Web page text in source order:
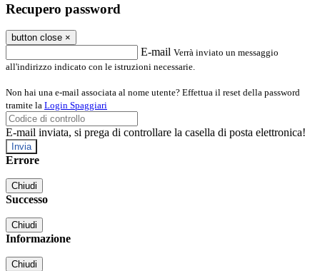
Recupero password
button close ×
E-mail Verrà inviato un messaggio
all'indirizzo indicato con le istruzioni necessarie.
Non hai una e-mail associata al nome utente? Effettua il reset della password
tramite la Login Spaggiari
E-mail inviata, si prega di controllare la casella di posta elettronica!
Errore
Chiudi
Successo
Chiudi
Informazione
Chiudi